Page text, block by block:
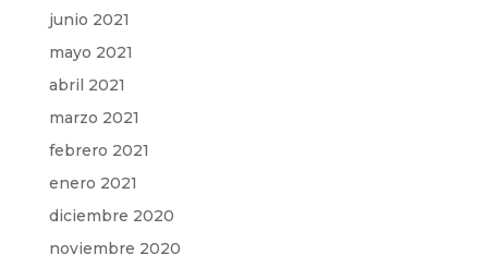
junio 2021
mayo 2021
abril 2021
marzo 2021
febrero 2021
enero 2021
diciembre 2020
noviembre 2020